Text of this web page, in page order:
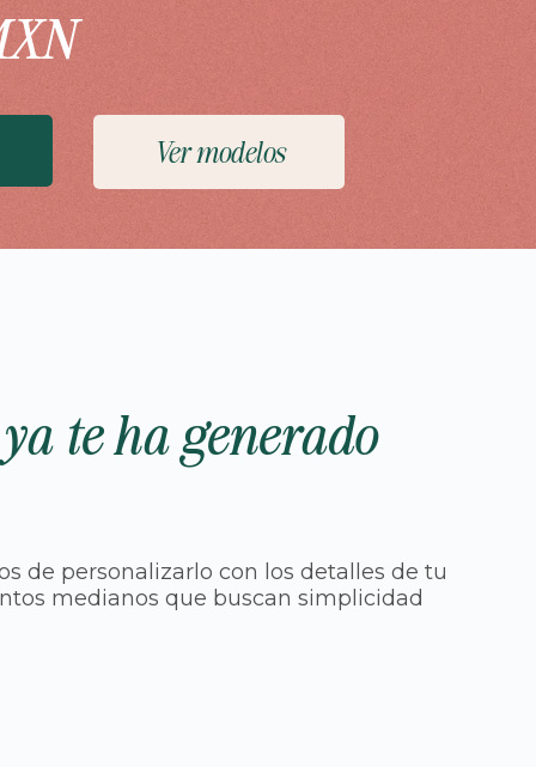
Ver modelos
te ha generado
de personalizarlo con los detalles de tu
medianos que buscan simplicidad